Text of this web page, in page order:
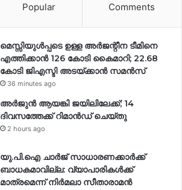
Popular Comments
മെസ്സിയുൾപ്പടെ ഉള്ള അർജന്റീന ടീമിനെ
എത്തിക്കാൻ 126 കോടി കൈമാറി; 22.68
കോടി ജിഎസ്ടി അടയ്ക്കാൻ സമൻസ്
36 minutes ago
അർജുൻ ആയങ്കി ജയിലിലേക്ക്; 14
ദിവസത്തേക്ക് റിമാൻഡ് ചെയ്തു
2 hours ago
യു.പി.ഐ ചാർജ് സാധാരണക്കാർക്ക്
ബാധകമാവില്ല: വ്യാപാരികൾക്ക്
മാത്രമെന്ന് നിർമലാ സീതാരാമൻ